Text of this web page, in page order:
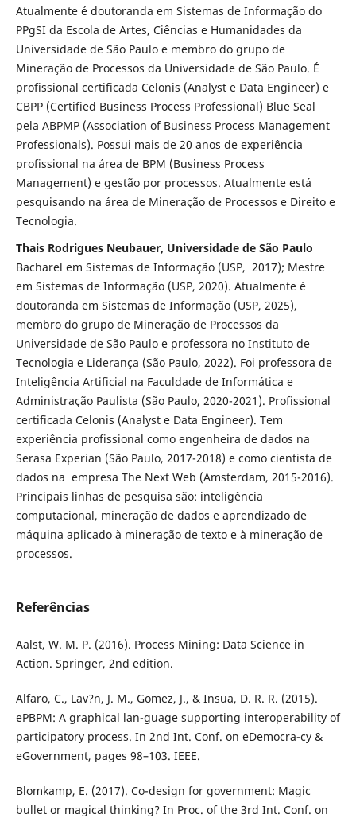
Atualmente é doutoranda em Sistemas de Informação do
PPgSI da Escola de Artes, Ciências e Humanidades da
Universidade de São Paulo e membro do grupo de
Mineração de Processos da Universidade de São Paulo. É
profissional certificada Celonis (Analyst e Data Engineer) e
CBPP (Certified Business Process Professional) Blue Seal
pela ABPMP (Association of Business Process Management
Professionals). Possui mais de 20 anos de experiência
profissional na área de BPM (Business Process
Management) e gestão por processos. Atualmente está
pesquisando na área de Mineração de Processos e Direito e
Tecnologia.
Thais Rodrigues Neubauer, Universidade de São Paulo
Bacharel em Sistemas de Informação (USP, 2017); Mestre
em Sistemas de Informação (USP, 2020). Atualmente é
doutoranda em Sistemas de Informação (USP, 2025),
membro do grupo de Mineração de Processos da
Universidade de São Paulo e professora no Instituto de
Tecnologia e Liderança (São Paulo, 2022). Foi professora de
Inteligência Artificial na Faculdade de Informática e
Administração Paulista (São Paulo, 2020-2021). Profissional
certificada Celonis (Analyst e Data Engineer). Tem
experiência profissional como engenheira de dados na
Serasa Experian (São Paulo, 2017-2018) e como cientista de
dados na empresa The Next Web (Amsterdam, 2015-2016).
Principais linhas de pesquisa são: inteligência
computacional, mineração de dados e aprendizado de
máquina aplicado à mineração de texto e à mineração de
processos.
Referências
Aalst, W. M. P. (2016). Process Mining: Data Science in
Action. Springer, 2nd edition.
Alfaro, C., Lav?n, J. M., Gomez, J., & Insua, D. R. R. (2015).
ePBPM: A graphical lan-guage supporting interoperability of
participatory process. In 2nd Int. Conf. on eDemocra-cy &
eGovernment, pages 98–103. IEEE.
Blomkamp, E. (2017). Co-design for government: Magic
bullet or magical thinking? In Proc. of the 3rd Int. Conf. on